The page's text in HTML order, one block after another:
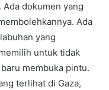
dokumen yang
Ada
yang
untuk tidak
membuka pintu.
terlihat di Gaza,